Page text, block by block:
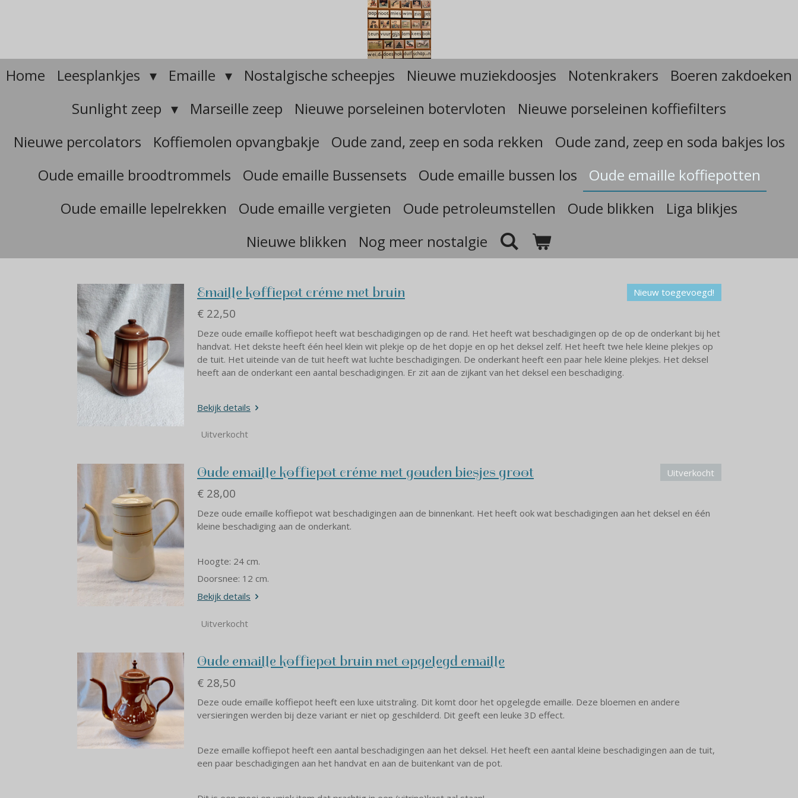
Home Leesplankjes Emaille Nostalgische scheepjes Nieuwe muziekdoosjes Notenkrakers
Boeren zakdoeken
Sunlight zeep
Marseille zeep Nieuwe porseleinen botervloten
Nieuwe porseleinen koffiefilters
Nieuwe percolators
Koffiemolen opvangbakje Oude zand, zeep en soda rekken
Oude zand, zeep en soda bakjes los
Oude emaille broodtrommels
Oude emaille Bussensets Oude emaille bussen los
Oude emaille koffiepotten
Oude emaille lepelrekken
Oude emaille vergieten Oude petroleumstellen Oude blikken
Liga blikjes
Nieuwe blikken
Nog meer nostalgie
Nieuw toegevoegd!
Emaille koffiepot créme met bruin
€ 22,50
Deze oude emaille koffiepot heeft wat beschadigingen op de rand. Het heeft wat beschadigingen op de op de onderkant bij het
handvat. Het dekste heeft één heel klein wit plekje op de het dopje en op het deksel zelf. Het heeft twe hele kleine plekjes op
de tuit. Het uiteinde van de tuit heeft wat luchte beschadigingen. De onderkant heeft een paar hele kleine plekjes. Het deksel
heeft aan de onderkant een aantal beschadigingen. Er zit aan de zijkant van het deksel een beschadiging.
Bekijk details
Uitverkocht
Uitverkocht
Oude emaille koffiepot créme met gouden biesjes groot
€ 28,00
Deze oude emaille koffiepot wat beschadigingen aan de binnenkant. Het heeft ook wat beschadigingen aan het deksel en één
kleine beschadiging aan de onderkant.
Hoogte: 24 cm.
Doorsnee: 12 cm.
Bekijk details
Uitverkocht
Oude emaille koffiepot bruin met opgelegd emaille
€ 28,50
Deze oude emaille koffiepot heeft een luxe uitstraling. Dit komt door het opgelegde emaille. Deze bloemen en andere
versieringen werden bij deze variant er niet op geschilderd. Dit geeft een leuke 3D effect.
Deze emaille koffiepot heeft een aantal beschadigingen aan het deksel. Het heeft een aantal kleine beschadigingen aan de tuit,
een paar beschadigingen aan het handvat en aan de buitenkant van de pot.